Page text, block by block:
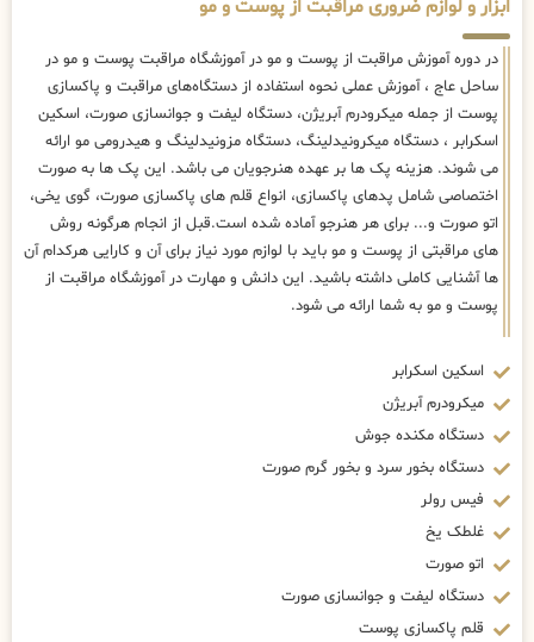
ابزار و لوازم ضروری مراقبت از پوست و مو
در دوره آموزش مراقبت از پوست و مو در آموزشگاه مراقبت پوست و مو در
ساحل عاج ، آموزش عملی نحوه استفاده از دستگاه‌های مراقبت و پاکسازی
پوست از جمله میکرودرم آبریژن، دستگاه لیفت و جوانسازی صورت، اسکین
اسکرابر ، دستگاه میکرونیدلینگ، دستگاه مزونیدلینگ و هیدرومی مو ارائه
می شوند. هزینه پک ها بر عهده هنرجویان می باشد. این پک ها به صورت
اختصاصی شامل پدهای پاکسازی، انواع قلم های پاکسازی صورت، گوی یخی،
اتو صورت و... برای هر هنرجو آماده شده است.قبل از انجام هرگونه روش
های مراقبتی از پوست و مو باید با لوازم مورد نیاز برای آن و کارایی هرکدام آن
ها آشنایی کاملی داشته باشید. این دانش و مهارت در آموزشگاه مراقبت از
پوست و مو به شما ارائه می شود.
اسکین اسکرابر
میکرودرم آبریژن
دستگاه مکنده جوش
دستگاه بخور سرد و بخور گرم صورت
فیس رولر
غلطک یخ
اتو صورت
دستگاه لیفت و جوانسازی صورت
قلم پاکسازی پوست